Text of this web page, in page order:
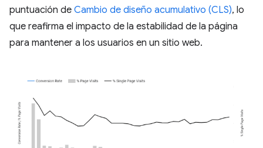
puntuación de Cambio de diseño acumulativo (CLS), lo
que reafirma el impacto de la estabilidad de la página
para mantener a los usuarios en un sitio web.